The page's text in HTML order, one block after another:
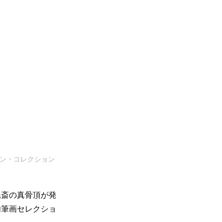
・コレクション
の真骨頂が発
画セレクショ